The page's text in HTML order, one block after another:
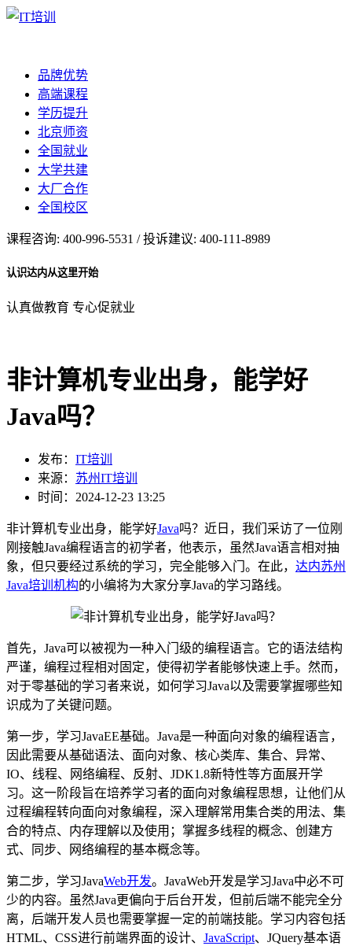
品牌优势
高端课程
学历提升
北京师资
全国就业
大学共建
大厂合作
全国校区
课程咨询: 400-996-5531 / 投诉建议: 400-111-8989
认识达内从这里开始
认真做教育 专心促就业
非计算机专业出身，能学好
Java吗？
发布： IT培训
来源： 苏州IT培训
时间：2024-12-23 13:25
非计算机专业出身，能学好Java吗？近日，我们采访了一位刚
刚接触Java编程语言的初学者，他表示，虽然Java语言相对抽
象，但只要经过系统的学习，完全能够入门。在此， 达内苏州
Java培训机构的小编将为大家分享Java的学习路线。
首先，Java可以被视为一种入门级的编程语言。它的语法结构
严谨，编程过程相对固定，使得初学者能够快速上手。然而，
对于零基础的学习者来说，如何学习Java以及需要掌握哪些知
识成为了关键问题。
第一步，学习JavaEE基础。Java是一种面向对象的编程语言，
因此需要从基础语法、面向对象、核心类库、集合、异常、
IO、线程、网络编程、反射、JDK1.8新特性等方面展开学
习。这一阶段旨在培养学习者的面向对象编程思想，让他们从
过程编程转向面向对象编程，深入理解常用集合类的用法、集
合的特点、内存理解以及使用；掌握多线程的概念、创建方
式、同步、网络编程的基本概念等。
第二步，学习JavaWeb开发。JavaWeb开发是学习Java中必不可
少的内容。虽然Java更偏向于后台开发，但前后端不能完全分
离，后端开发人员也需要掌握一定的前端技能。学习内容包括
HTML、CSS进行前端界面的设计、 JavaScript、JQuery基本语